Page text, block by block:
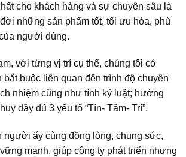
cho khách hàng và sự chuyên sâu là
những sản phẩm tốt, tối ưu hóa, phù
người dùng.
với từng vị trí cụ thể, chúng tôi có
bắt buộc liên quan đến trình độ chuyên
nhiệm cũng như tính kỷ luật; hướng
đầy đủ 3 yếu tố “Tín- Tâm- Trí”.
người ấy cùng đồng lòng, chung sức,
mạnh, giúp công ty phát triển nhưng